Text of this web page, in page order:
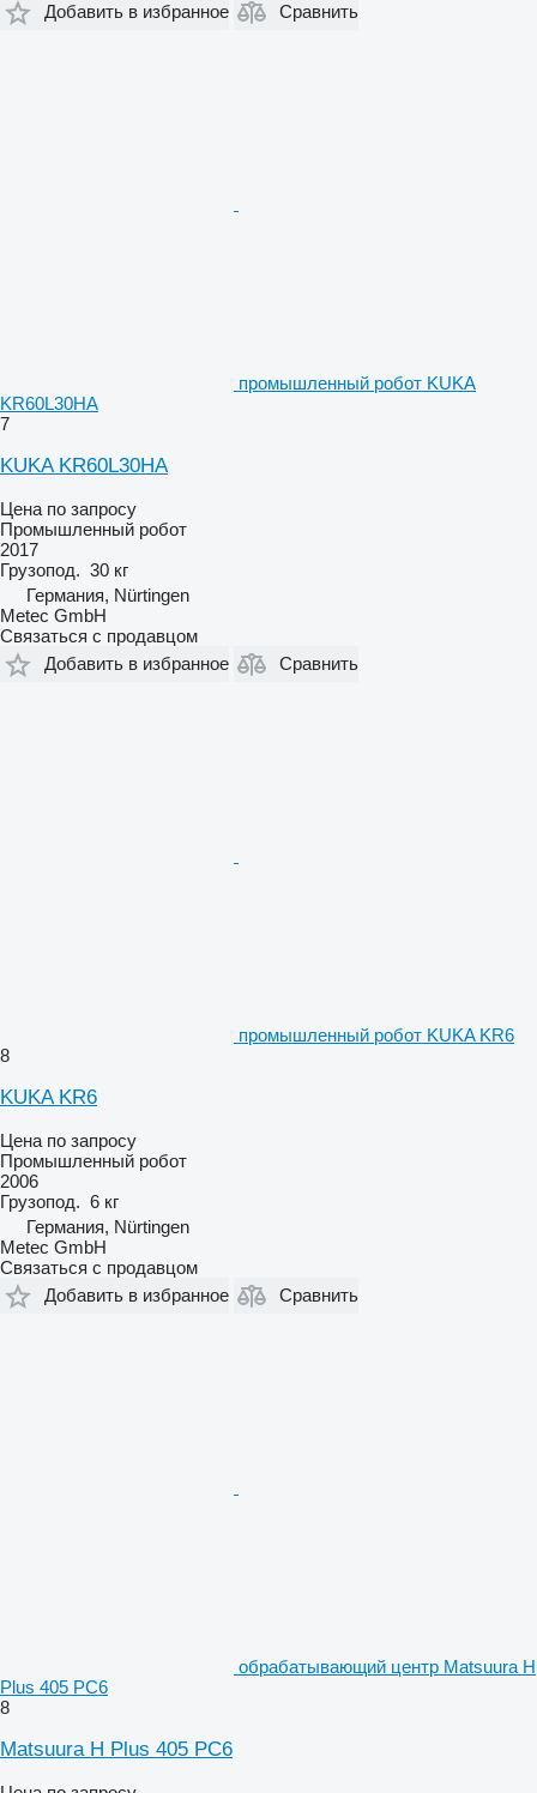
Добавить в избранное
Сравнить
промышленный робот KUKA
KR60L30HA
7
KUKA KR60L30HA
Цена по запросу
Промышленный робот
2017
Грузопод. 30 кг
Германия, Nürtingen
Metec GmbH
Связаться с продавцом
Добавить в избранное
Сравнить
промышленный робот KUKA KR6
8
KUKA KR6
Цена по запросу
Промышленный робот
2006
Грузопод. 6 кг
Германия, Nürtingen
Metec GmbH
Связаться с продавцом
Добавить в избранное
Сравнить
обрабатывающий центр Matsuura H
Plus 405 PC6
8
Matsuura H Plus 405 PC6